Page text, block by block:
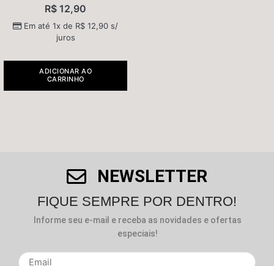
R$ 12,90
Em até 1x de R$ 12,90 s/
juros
ADICIONAR AO
CARRINHO
NEWSLETTER
FIQUE SEMPRE POR DENTRO!
Informe seu e-mail e receba as novidades e ofertas
especiais!